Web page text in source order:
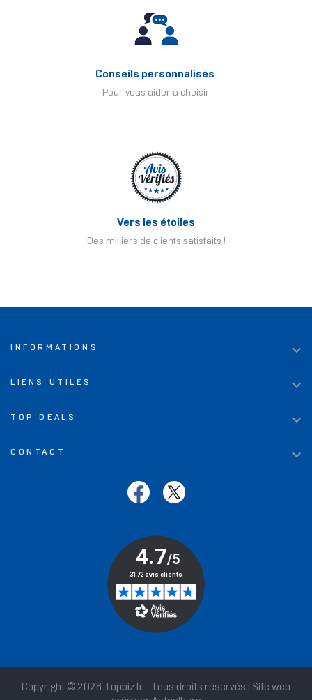
Conseils personnalisés
Pour vous aider à choisir
Vers les étoiles
Des milliers de clients satisfaits !
INFORMATIONS 
LIENS UTILES 
TOP DEALS 
CONTACT 
Copyright © 2026 Topbiz.fr - Tous droits réservés | Site web